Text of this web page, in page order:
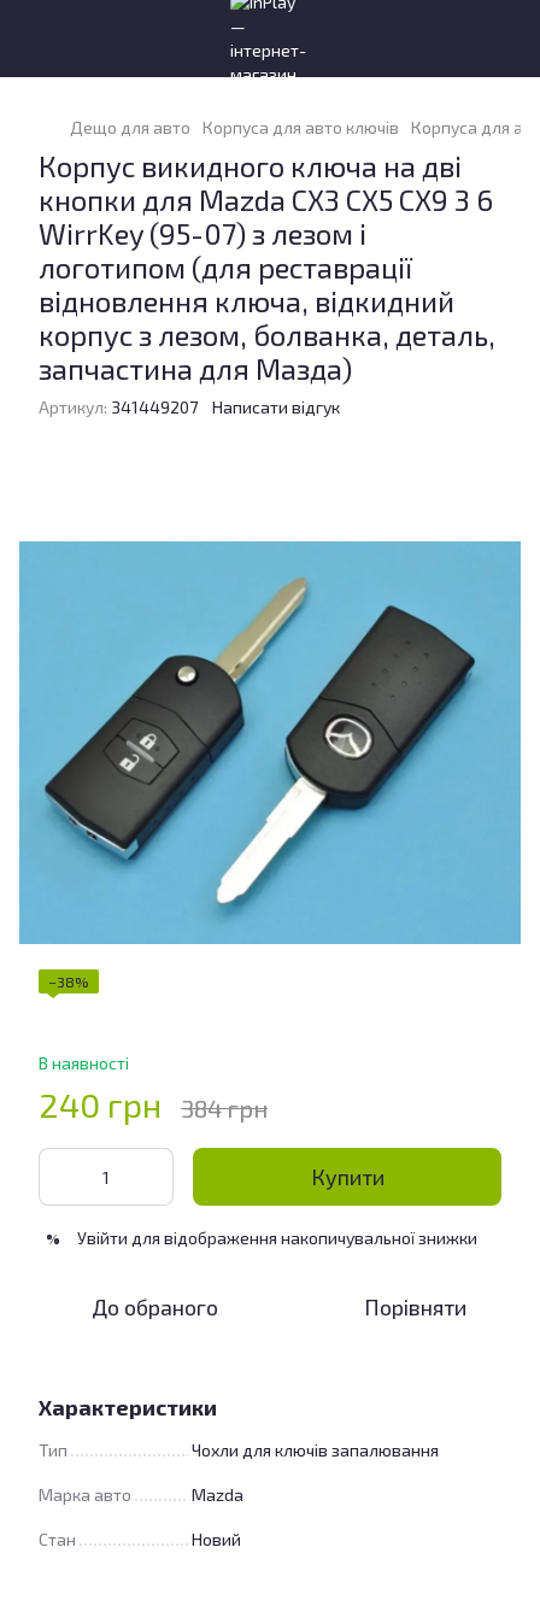
Дещо для авто Корпуса для авто ключів Корпуса для
Корпус викидного ключа на дві
кнопки для Mazda CX3 CX5 CX9 3 6
WirrKey (95-07) з лезом і
логотипом (для реставрації
відновлення ключа, відкидний
корпус з лезом, болванка, деталь,
запчастина для Мазда)
Артикул: 341449207 Написати відгук
−38%
В наявності
240 грн 384 грн
Купити
% Увійти для відображення накопичувальної знижки
До обраного Порівняти
Характеристики
Тип Чохли для ключів запалювання
Марка авто Mazda
Стан Новий